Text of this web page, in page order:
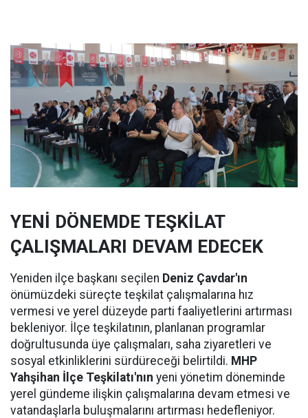
YENİ DÖNEMDE TEŞKİLAT
ÇALIŞMALARI DEVAM EDECEK
Yeniden ilçe başkanı seçilen Deniz Çavdar'ın
önümüzdeki süreçte teşkilat çalışmalarına hız
vermesi ve yerel düzeyde parti faaliyetlerini artırması
bekleniyor. İlçe teşkilatının, planlanan programlar
doğrultusunda üye çalışmaları, saha ziyaretleri ve
sosyal etkinliklerini sürdüreceği belirtildi. MHP
Yahşihan İlçe Teşkilatı'nın yeni yönetim döneminde
yerel gündeme ilişkin çalışmalarına devam etmesi ve
vatandaşlarla buluşmalarını artırması hedefleniyor.